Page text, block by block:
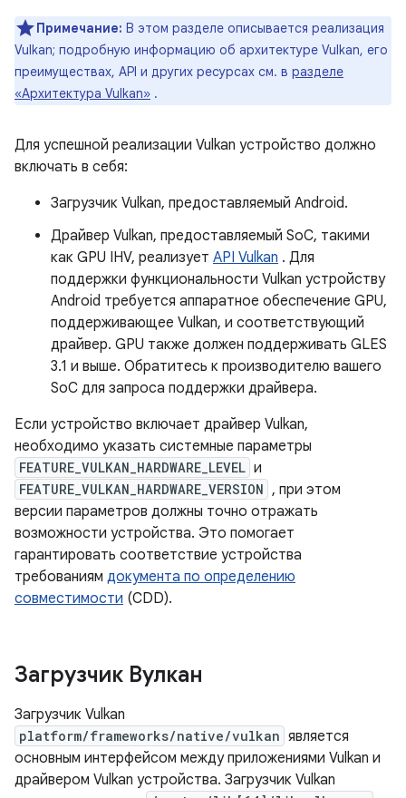
Примечание: В этом разделе описывается реализация
Vulkan; подробную информацию об архитектуре Vulkan, его
преимуществах, API и других ресурсах см. в разделе
«Архитектура Vulkan» .
Для успешной реализации Vulkan устройство должно
включать в себя:
Загрузчик Vulkan, предоставляемый Android.
Драйвер Vulkan, предоставляемый SoC, такими
как GPU IHV, реализует API Vulkan . Для
поддержки функциональности Vulkan устройству
Android требуется аппаратное обеспечение GPU,
поддерживающее Vulkan, и соответствующий
драйвер. GPU также должен поддерживать GLES
3.1 и выше. Обратитесь к производителю вашего
SoC для запроса поддержки драйвера.
Если устройство включает драйвер Vulkan,
необходимо указать системные параметры
FEATURE_VULKAN_HARDWARE_LEVEL и
FEATURE_VULKAN_HARDWARE_VERSION , при этом
версии параметров должны точно отражать
возможности устройства. Это помогает
гарантировать соответствие устройства
требованиям документа по определению
совместимости (CDD).
Загрузчик Вулкан
Загрузчик Vulkan
platform/frameworks/native/vulkan является
основным интерфейсом между приложениями Vulkan и
драйвером Vulkan устройства. Загрузчик Vulkan